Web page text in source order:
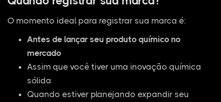
O momento ideal para registrar sua marca é:
Antes de lançar seu produto químico no
mercado
Assim que você tiver uma inovação química
sólida
Quando estiver planejando expandir seu